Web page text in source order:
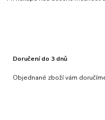
Doručení do 3 dnů
Objednané zboží vám